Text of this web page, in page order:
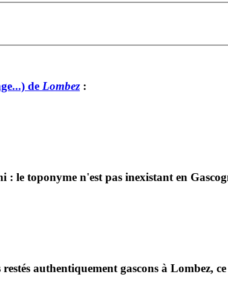
de Lombez:
: le toponyme n'est pas inexistant en
authentiquement gascons à Lombez,